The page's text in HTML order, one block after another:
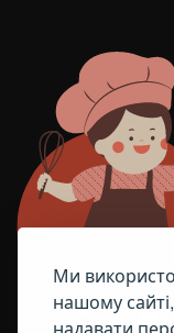
Ми
нашому